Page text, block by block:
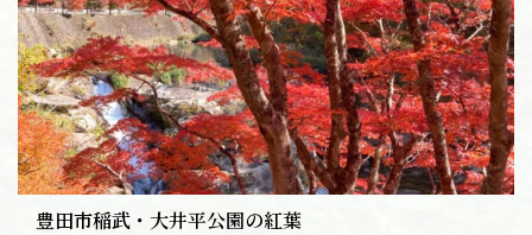
豊田市稲武・大井平公園の紅葉